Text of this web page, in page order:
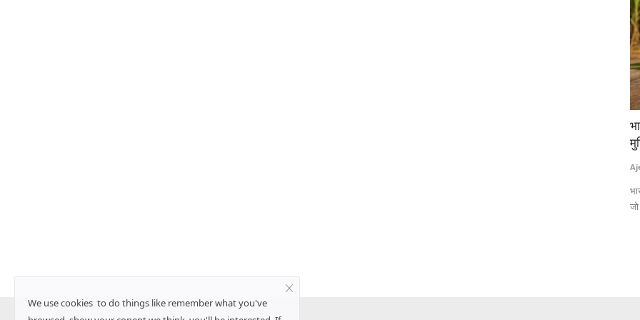
We use cookies to do things like remember what you've